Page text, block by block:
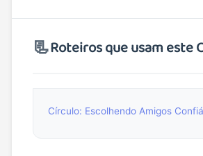
📃Roteiros que usam este
Círculo: Escolhendo Amigos